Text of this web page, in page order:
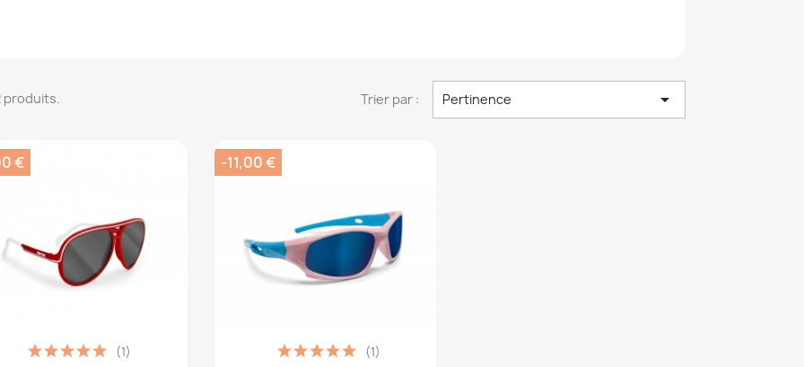
produits. Trier par : Pertinence 
(1)
€
(1)
-11,00 €